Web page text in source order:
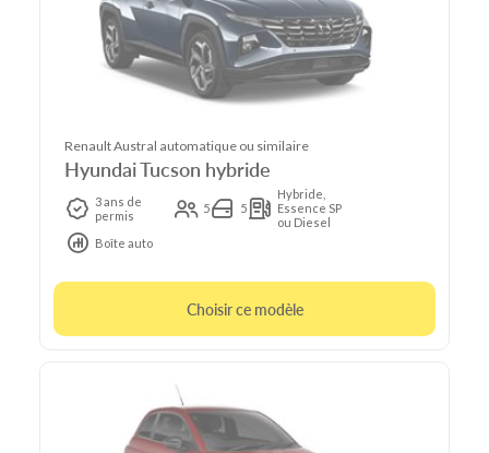
Renault Austral automatique ou similaire
Hyundai Tucson hybride
3 ans de
permis
5 5
Hybride,
Essence SP
ou Diesel
Boîte auto
Choisir ce modèle